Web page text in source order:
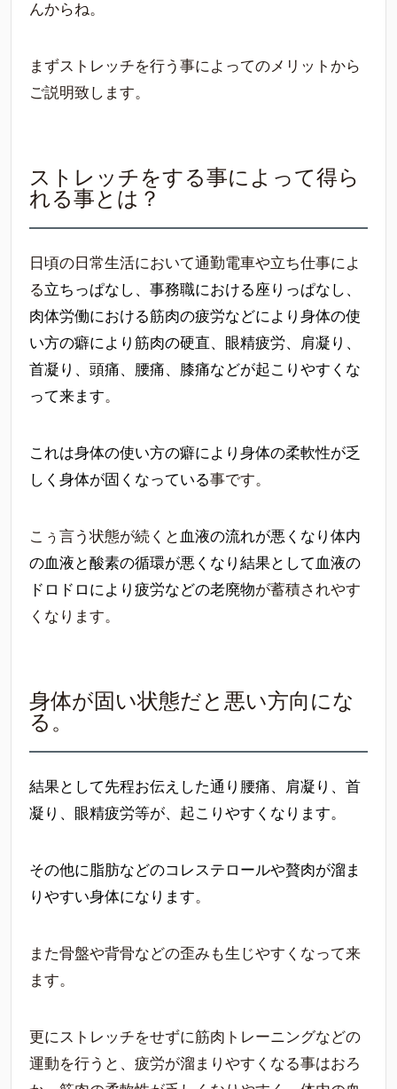
んからね。
まずストレッチを行う事によってのメリットから
ご説明致します。
ストレッチをする事によって得ら
れる事とは？
日頃の日常生活において通勤電車や立ち仕事によ
る立ちっぱなし、事務職における座りっぱなし、
肉体労働における筋肉の疲労などにより身体の使
い方の癖により筋肉の硬直、眼精疲労、肩凝り、
首凝り、頭痛、腰痛、膝痛などが起こりやすくな
って来ます。
これは身体の使い方の癖により身体の柔軟性が乏
しく身体が固くなっている事です。
こぅ言う状態が続くと 血液の流れが悪くなり体内
の血液と酸素の循環が悪くなり結果として血液の
ドロドロにより疲労などの老廃物が蓄積されやす
くなります。
身体が固い状態だと悪い方向にな
る。
結果として先程お伝えした通り腰痛、肩凝り、首
凝り、眼精疲労等が、起こりやすくなります。
その他に脂肪などのコレステロールや贅肉が溜ま
りやすい身体になります。
また骨盤や背骨などの歪みも生じやすくなって来
ます。
更にストレッチをせずに筋肉トレーニングなどの
運動を行うと、疲労が溜まりやすくなる事はおろ